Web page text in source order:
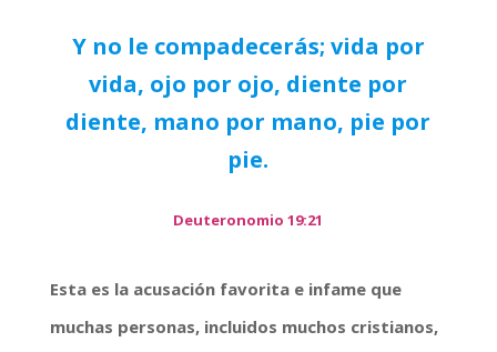
Y no le compadecerás; vida por
vida, ojo por ojo, diente por
diente, mano por mano, pie por
pie.
Deuteronomio 19:21
Esta es la acusación favorita e infame que
muchas personas, incluidos muchos cristianos,